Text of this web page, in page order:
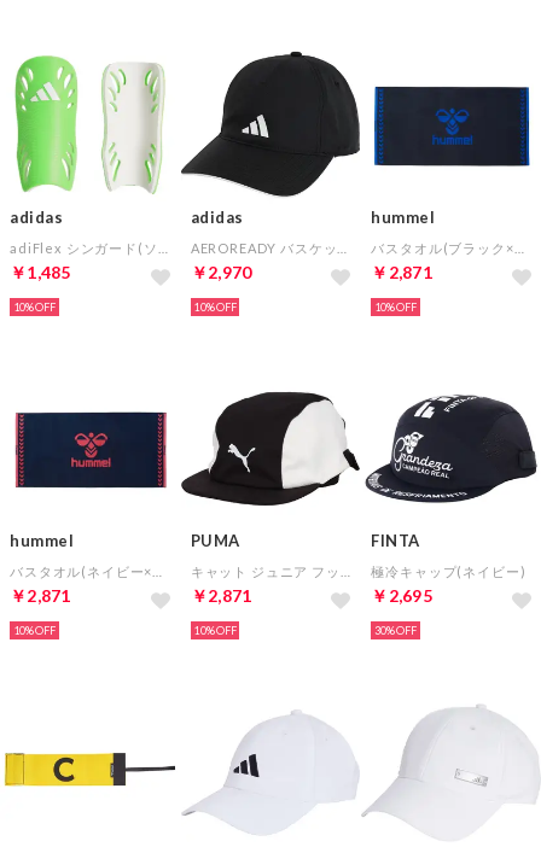
adidas
￥1,485
10%
adidas
￥2,970
10%
hummel
￥2,871
10%
hummel
￥2,871
10%
PUMA
￥2,871
10%
FINTA
極冷キャップ(ネイビー)
￥2,695
30%